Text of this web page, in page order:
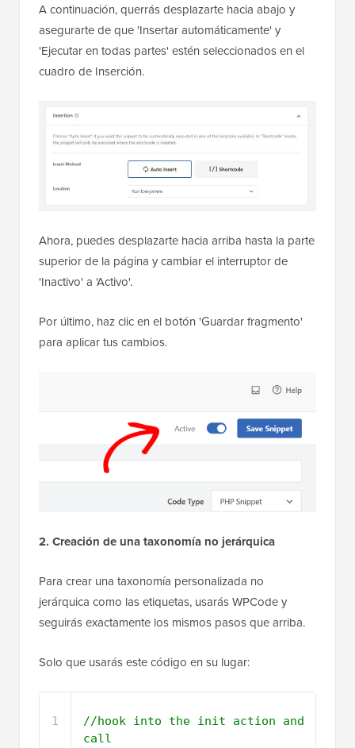
A continuación, querrás desplazarte hacia abajo y
asegurarte de que 'Insertar automáticamente' y
'Ejecutar en todas partes' estén seleccionados en el
cuadro de Inserción.
Ahora, puedes desplazarte hacia arriba hasta la parte
superior de la página y cambiar el interruptor de
'Inactivo' a 'Activo'.
Por último, haz clic en el botón 'Guardar fragmento'
para aplicar tus cambios.
2. Creación de una taxonomía no jerárquica
Para crear una taxonomía personalizada no
jerárquica como las etiquetas, usarás WPCode y
seguirás exactamente los mismos pasos que arriba.
Solo que usarás este código en su lugar:
1
//hook into the init action and
call